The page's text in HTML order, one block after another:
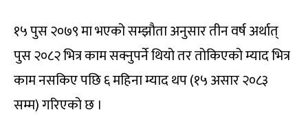
१५ पुस २०७९ मा भएको सम्झौता अनुसार तीन वर्ष अर्थात्
पुस २०८२ भित्र काम सक्नुपर्ने थियो तर तोकिएको म्याद भित्र
काम नसकिए पछि ६ महिना म्याद थप (१५ असार २०८३
सम्म) गरिएको छ ।